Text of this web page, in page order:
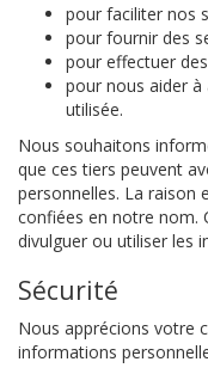
pour faciliter nos
pour fournir des
pour effectuer
pour nous aider
utilisée.
Nous souhaitons
que ces tiers peuvent
personnelles. La raison
confiées en notre nom.
divulguer ou utiliser les
Sécurité
Nous apprécions votre
informations